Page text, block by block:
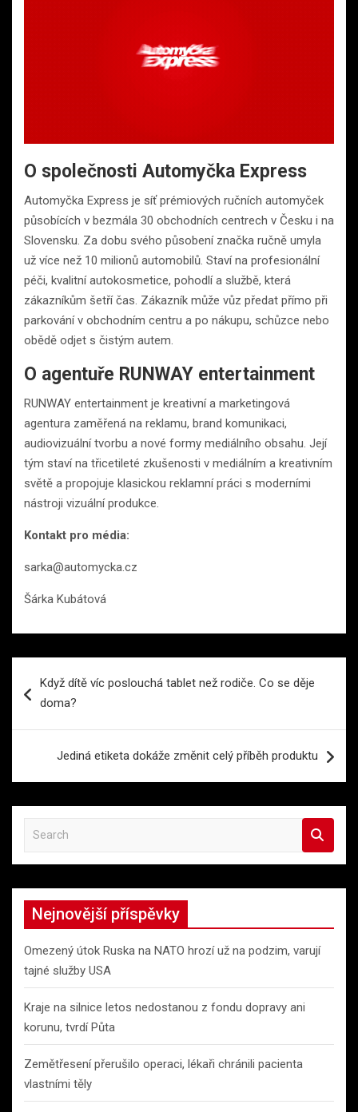
O společnosti Automyčka Express
Automyčka Express je síť prémiových ručních automyček
působících v bezmála 30 obchodních centrech v Česku i na
Slovensku. Za dobu svého působení značka ručně umyla
už více než 10 milionů automobilů. Staví na profesionální
péči, kvalitní autokosmetice, pohodlí a službě, která
zákazníkům šetří čas. Zákazník může vůz předat přímo při
parkování v obchodním centru a po nákupu, schůzce nebo
obědě odjet s čistým autem.
O agentuře RUNWAY entertainment
RUNWAY entertainment je kreativní a marketingová
agentura zaměřená na reklamu, brand komunikaci,
audiovizuální tvorbu a nové formy mediálního obsahu. Její
tým staví na třicetileté zkušenosti v mediálním a kreativním
světě a propojuje klasickou reklamní práci s moderními
nástroji vizuální produkce.
Kontakt pro média:
sarka@automycka.cz
Šárka Kubátová
proKdyž dítě víc poslouchá tablet než rodiče. Co se děje
doma?
Jediná etiketa dokáže změnit celý příběh produktu
a
r
h
Nejnovější příspěvky
Omezený útok Ruska na NATO hrozí už na podzim, varují
tajné služby USA
Kraje na silnice letos nedostanou z fondu dopravy ani
korunu, tvrdí Půta
Zemětřesení přerušilo operaci, lékaři chránili pacienta
vlastními těly